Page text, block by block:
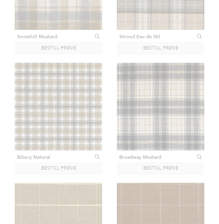
GARDINGUIDEN
PRODUKTKATALOG
EVENTYRLIG
OPPUSSING
KONTAKT
OSS
NYHETSBREV
Snowhill Mustard Stroud Eau de Nil
Bibury Natural Broadway Mustard